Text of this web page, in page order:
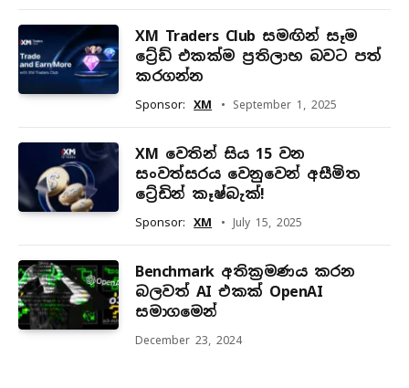
XM Traders Club සමඟින් සෑම
ට්‍රේඩ් එකක්ම ප්‍රතිලාභ බවට පත්
කරගන්න
Sponsor: XM September 1, 2025
XM වෙතින් සිය 15 වන
සංවත්සරය වෙනුවෙන් අසීමිත
ට්‍රේඩින් කෑෂ්බැක්!
Sponsor: XM July 15, 2025
Benchmark අතික්‍රමණය කරන
බලවත් AI එකක් OpenAI
සමාගමෙන්
December 23, 2024